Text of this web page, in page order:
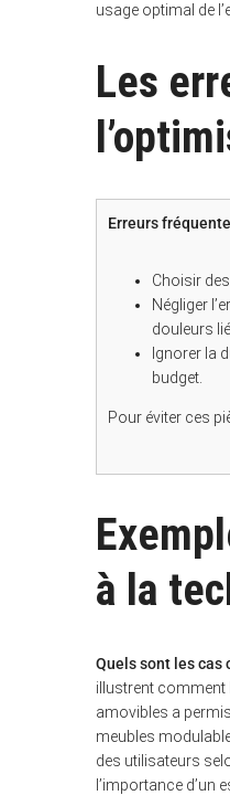
usage optimal de
Les
Erreurs
Choisir
Négliger
douleurs
Ignorer la
budget.
Pour éviter ces
à la
Quels sont les cas
illustrent comment
amovibles a
meubles
des utilisateurs
l’importance d’un